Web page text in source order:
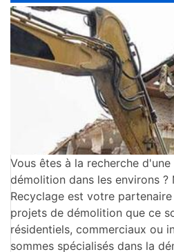
Vous êtes à la recherche
démolition dans les environs
Recyclage est votre
projets de démolition que ce
résidentiels, commerciaux ou
sommes spécialisés dans la